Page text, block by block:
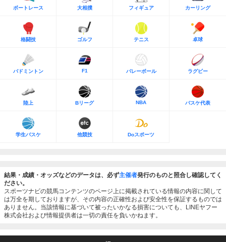
ボートレース 大相撲 フィギュア カーリング
格闘技 ゴルフ テニス 卓球
バドミントン F1 バレーボール ラグビー
陸上 Bリーグ NBA バスケ代表
学生バスケ 他競技 Doスポーツ
結果・成績・オッズなどのデータは、必ず主催者発行のものと照合し確認してく
ださい。
スポーツナビの競馬コンテンツのページ上に掲載されている情報の内容に関して
は万全を期しておりますが、その内容の正確性および安全性を保証するものでは
ありません。当該情報に基づいて被ったいかなる損害についても、LINEヤフー
株式会社および情報提供者は一切の責任を負いかねます。